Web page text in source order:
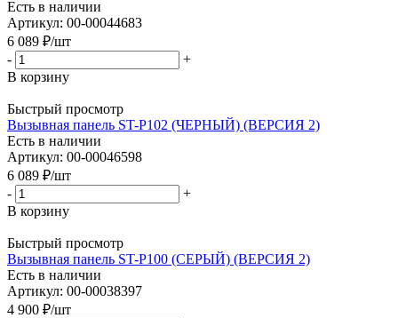
Есть в наличии
Артикул: 00-00044683
6 089 ₽/шт
-
+
В корзину
Быстрый просмотр
Вызывная панель ST-P102 (ЧЕРНЫЙ) (ВЕРСИЯ 2)
Есть в наличии
Артикул: 00-00046598
6 089 ₽/шт
-
+
В корзину
Быстрый просмотр
Вызывная панель ST-P100 (СЕРЫЙ) (ВЕРСИЯ 2)
Есть в наличии
Артикул: 00-00038397
4 900 ₽/шт